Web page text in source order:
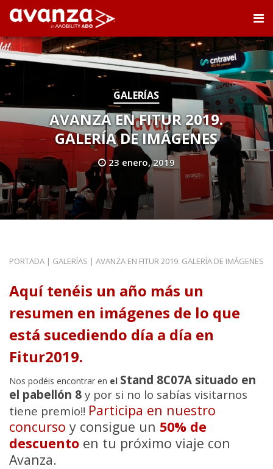
GALERÍAS
AVANZA EN FITUR 2019.
GALERÍA DE IMÁGENES
23 enero, 2019
PORTADA | GALERÍAS | AVANZA EN FITUR 2019. GALERÍA DE IMÁGENES
Aquí tenéis un año más un
resumen en imágenes de lo que
está sucediendo día a día en
Fitur2019.
Nos podéis encontrar en el Stand 8C07A situado en
el pabellón 8 y por si no lo sabías visitarnos
tiene premio!! Participa en nuestro
concurso y consigue un 50% de
descuento en tu próximo viaje con
Avanza.